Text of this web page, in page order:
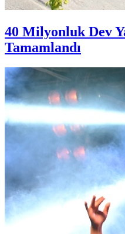
40 Milyonluk Dev
Tamamlandı